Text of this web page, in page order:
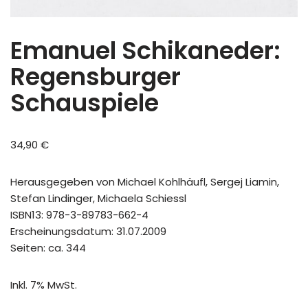
Emanuel Schikaneder:
Regensburger
Schauspiele
34,90 €
Herausgegeben von Michael Kohlhäufl, Sergej Liamin,
Stefan Lindinger, Michaela Schiessl
ISBN13: 978-3-89783-662-4
Erscheinungsdatum: 31.07.2009
Seiten: ca. 344
Inkl. 7% MwSt.